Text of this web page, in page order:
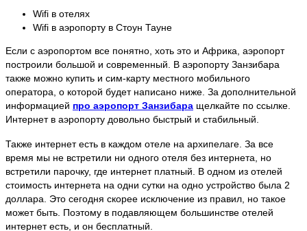
Wifi в отелях
Wifi в аэропорту в Стоун Тауне
Если с аэропортом все понятно, хоть это и Африка, аэропорт
построили большой и современный. В аэропорту Занзибара
также можно купить и сим-карту местного мобильного
оператора, о которой будет написано ниже. За дополнительной
информацией про аэропорт Занзибара щелкайте по ссылке.
Интернет в аэропорту довольно быстрый и стабильный.
Также интернет есть в каждом отеле на архипелаге. За все
время мы не встретили ни одного отеля без интернета, но
встретили парочку, где интернет платный. В одном из отелей
стоимость интернета на одни сутки на одно устройство была 2
доллара. Это сегодня скорее исключение из правил, но такое
может быть. Поэтому в подавляющем большинстве отелей
интернет есть, и он бесплатный.